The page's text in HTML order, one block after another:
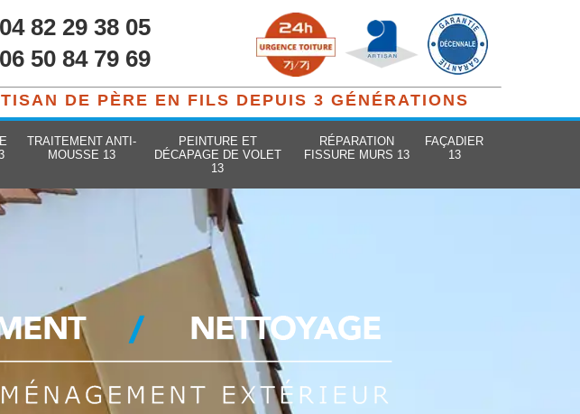
04 82 29 38 05
06 50 84 79 69
DE PÈRE EN FILS DEPUIS 3 GÉNÉRATIONS
TRAITEMENT ANTI-
MOUSSE 13
PEINTURE ET
DÉCAPAGE DE VOLET
13
RÉPARATION
FISSURE MURS 13
FAÇADIER
13